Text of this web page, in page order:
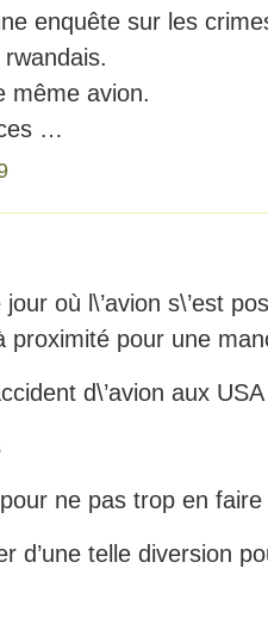
enquête sur les
même avion.
…
où l\’avion s\’est
pour une
d\’avion aux
ne pas trop en faire
d’une telle diversion